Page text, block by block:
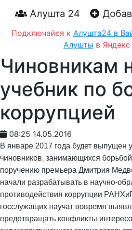
Алушта 24
Подключайся к Алушта24 в
Алушты в Яндекс
Чиновникам
учебник по
коррупцией
08:25 14.05.2016
В январе 2017 года будет выпущен
чиновников, занимающихся
поручению премьера Дмитрия
начали разрабатывать в научно-
противодействия коррупции
госслужащих научат вовремя
предотвращать конфликты